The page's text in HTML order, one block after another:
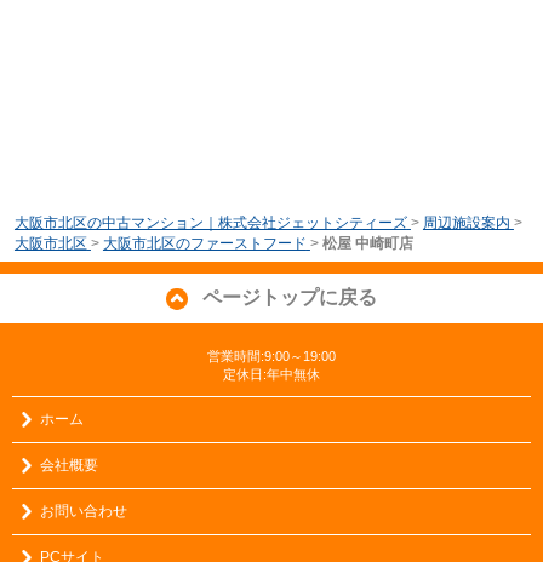
大阪市北区の中古マンション｜株式会社ジェットシティーズ > 周辺施設案内 >
大阪市北区 > 大阪市北区のファーストフード > 松屋 中崎町店
ページトップに戻る
営業時間:9:00～19:00
定休日:年中無休
ホーム
会社概要
お問い合わせ
PCサイト